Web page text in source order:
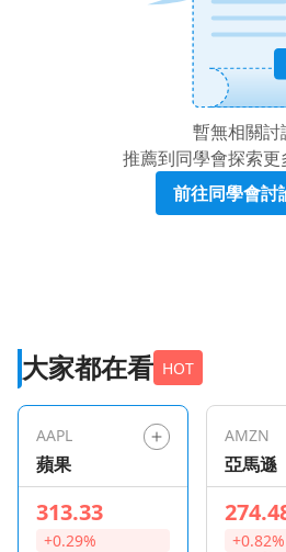
暫無相關討
推薦到同學會探索
前往同學會討
大家都在看 HOT
AAPL
蘋果
313.33
+0.29%
AMZN
亞馬遜
+0.82%